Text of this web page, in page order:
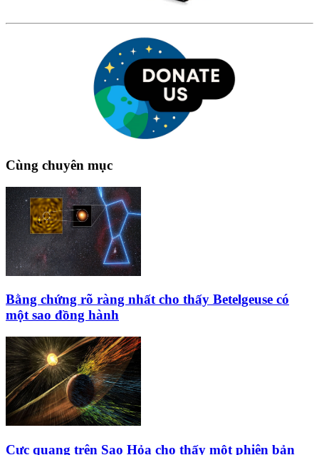
Cùng chuyên mục
Bằng chứng rõ ràng nhất cho thấy Betelgeuse có
một sao đồng hành
Cực quang trên Sao Hỏa cho thấy một phiên bản